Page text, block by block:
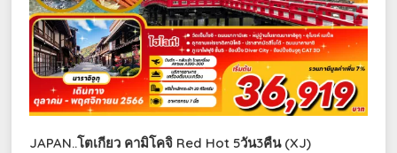
JAPAN..โตเกียว คามิโคจิ Red Hot 5วัน3คืน (XJ)